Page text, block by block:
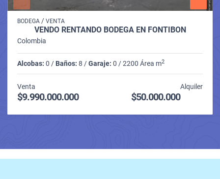
BODEGA / VENTA
VENDO RENTANDO BODEGA EN FONTIBÓN
Colombia
Alcobas: 0 / Baños: 8 /Garaje: 0 / 2200 Área m2
Venta
$9.990.000.000
Alquiler
$50.000.000